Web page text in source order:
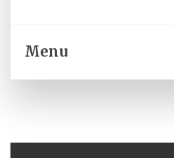
Menu